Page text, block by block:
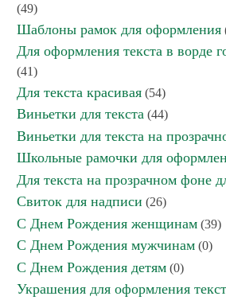
(49)
Шаблоны рамок для оформления
Для оформления текста в ворде
(41)
Для текста красивая (54)
Виньетки для текста (44)
Виньетки для текста на
Школьные рамочки для
Для текста на прозрачном фоне
Свиток для надписи (26)
С Днем Рождения женщинам (39)
С Днем Рождения мужчинам (0)
С Днем Рождения детям (0)
Украшения для оформления